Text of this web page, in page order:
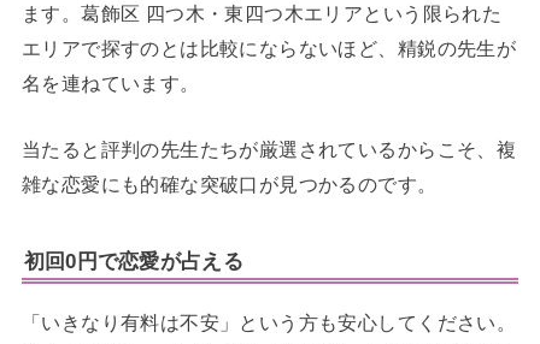
ます。葛飾区 四つ木・東四つ木エリアという限られた
エリアで探すのとは比較にならないほど、精鋭の先生が
名を連ねています。
当たると評判の先生たちが厳選されているからこそ、複
雑な恋愛にも的確な突破口が見つかるのです。
初回0円で恋愛が占える
「いきなり有料は不安」という方も安心してください。